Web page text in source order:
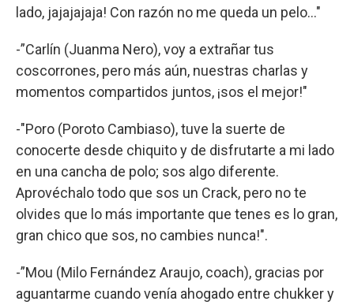
lado, jajajajaja! Con razón no me queda un pelo…"
-”Carlín (Juanma Nero), voy a extrañar tus
coscorrones, pero más aún, nuestras charlas y
momentos compartidos juntos, ¡sos el mejor!"
-"Poro (Poroto Cambiaso), tuve la suerte de
conocerte desde chiquito y de disfrutarte a mi lado
en una cancha de polo; sos algo diferente.
Aprovéchalo todo que sos un Crack, pero no te
olvides que lo más importante que tenes es lo gran,
gran chico que sos, no cambies nunca!".
-”Mou (Milo Fernández Araujo, coach), gracias por
aguantarme cuando venía ahogado entre chukker y